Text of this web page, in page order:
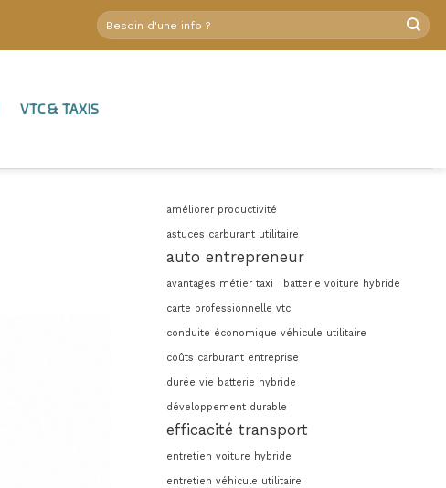
VTC & TAXIS
améliorer productivité
astuces carburant utilitaire
auto entrepreneur
avantages métier taxi batterie voiture hybride
carte professionnelle vtc
conduite économique véhicule utilitaire
coûts carburant entreprise
durée vie batterie hybride
développement durable
efficacité transport
entretien voiture hybride
entretien véhicule utilitaire